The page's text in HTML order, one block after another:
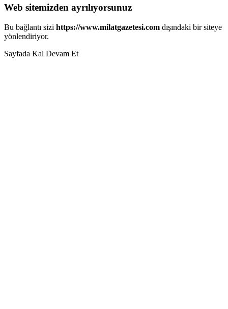
Web sitemizden ayrılıyorsunuz
Bu bağlantı sizi https://www.milatgazetesi.com dışındaki bir siteye
yönlendiriyor.
Sayfada Kal Devam Et